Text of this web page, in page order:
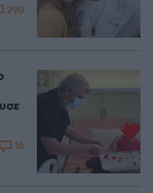
290
16